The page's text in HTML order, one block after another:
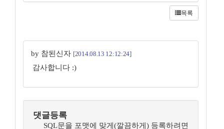
목록
by 참된신자 [2014.08.13 12:12:24]
감사합니다 :)
댓글등록
SQL문을 포맷에 맞게(깔끔하게) 등록하려면